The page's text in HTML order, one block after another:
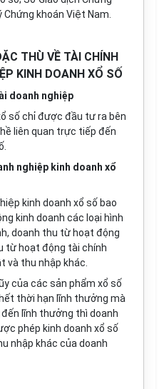
khoán Việt Nam.
THÙ VỀ TÀI CHÍNH
KINH DOANH XỔ SỐ
doanh nghiệp
số chỉ được đầu tư ra bên
liên quan trực tiếp đến
nghiệp kinh doanh xổ
kinh doanh xổ số bao
kinh doanh các loại hình
doanh thu từ hoạt động
từ hoạt động tài chính
và thu nhập khác.
của các sản phẩm xổ số
thời hạn lĩnh thưởng mà
lĩnh thưởng thì doanh
phép kinh doanh xổ số
nhập khác của doanh